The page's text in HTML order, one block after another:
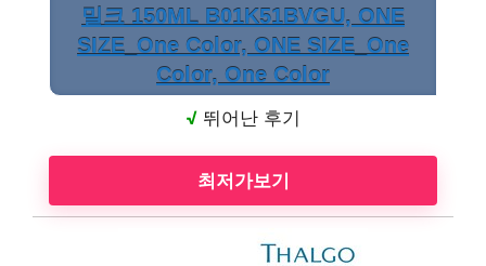
밀크 150ML B01K51BVGU, ONE
SIZE_One Color, ONE SIZE_One
Color, One Color
√ 뛰어난 후기
최저가보기